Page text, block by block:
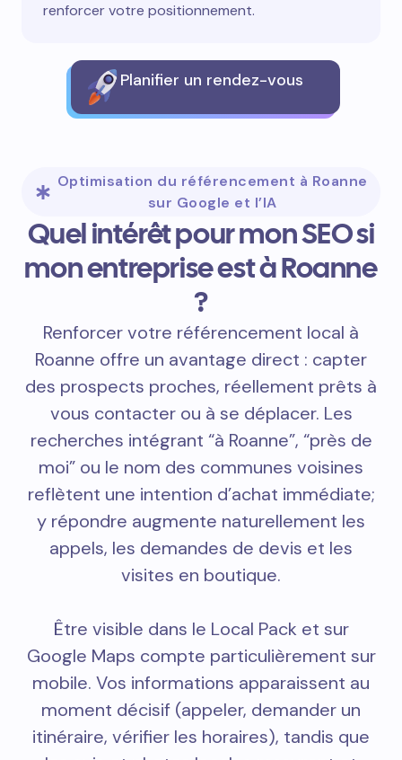
renforcer votre positionnement.
Planifier un rendez-vous
Optimisation du référencement à Roanne
sur Google et l’IA
Quel intérêt pour mon SEO si
mon entreprise est à Roanne
?
Renforcer votre référencement local à
Roanne offre un avantage direct : capter
des prospects proches, réellement prêts à
vous contacter ou à se déplacer. Les
recherches intégrant “à Roanne”, “près de
moi” ou le nom des communes voisines
reflètent une intention d’achat immédiate;
y répondre augmente naturellement les
appels, les demandes de devis et les
visites en boutique.
Être visible dans le Local Pack et sur
Google Maps compte particulièrement sur
mobile. Vos informations apparaissent au
moment décisif (appeler, demander un
itinéraire, vérifier les horaires), tandis que